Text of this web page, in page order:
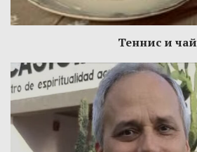
Теннис и чай